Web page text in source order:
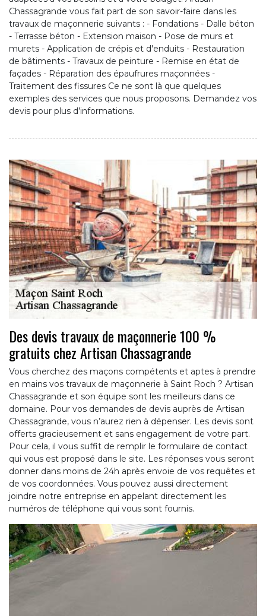
Chassagrande vous fait part de son savoir-faire dans les
travaux de maçonnerie suivants : - Fondations - Dalle béton
- Terrasse béton - Extension maison - Pose de murs et
murets - Application de crépis et d'enduits - Restauration
de bâtiments - Travaux de peinture - Remise en état de
façades - Réparation des épaufrures maçonnées -
Traitement des fissures Ce ne sont là que quelques
exemples des services que nous proposons. Demandez vos
devis pour plus d’informations.
Des devis travaux de maçonnerie 100 %
gratuits chez Artisan Chassagrande
Vous cherchez des maçons compétents et aptes à prendre
en mains vos travaux de maçonnerie à Saint Roch ? Artisan
Chassagrande et son équipe sont les meilleurs dans ce
domaine. Pour vos demandes de devis auprès de Artisan
Chassagrande, vous n’aurez rien à dépenser. Les devis sont
offerts gracieusement et sans engagement de votre part.
Pour cela, il vous suffit de remplir le formulaire de contact
qui vous est proposé dans le site. Les réponses vous seront
donner dans moins de 24h après envoie de vos requêtes et
de vos coordonnées. Vous pouvez aussi directement
joindre notre entreprise en appelant directement les
numéros de téléphone qui vous sont fournis.